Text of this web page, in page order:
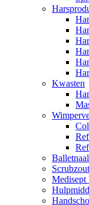
Kwasten
Scrubzout
Medisept